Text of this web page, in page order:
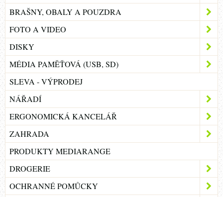
BRAŠNY, OBALY A POUZDRA
FOTO A VIDEO
DISKY
MÉDIA PAMĚŤOVÁ (USB, SD)
SLEVA - VÝPRODEJ
NÁŘADÍ
ERGONOMICKÁ KANCELÁŘ
ZAHRADA
PRODUKTY MEDIARANGE
DROGERIE
OCHRANNÉ POMŮCKY